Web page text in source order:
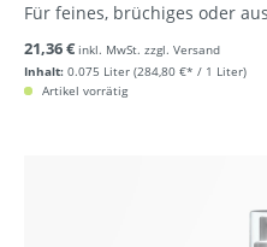
Für feines, brüchiges oder
Inhalt: 0.075 Liter (284,80 €* / 1 Liter)
21,36 € inkl. MwSt. zzgl. Versand
Artikel vorrätig